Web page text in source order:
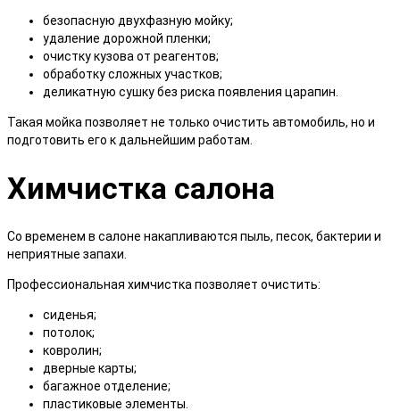
безопасную двухфазную мойку;
удаление дорожной пленки;
очистку кузова от реагентов;
обработку сложных участков;
деликатную сушку без риска появления царапин.
Такая мойка позволяет не только очистить автомобиль, но и
подготовить его к дальнейшим работам.
Химчистка салона
Со временем в салоне накапливаются пыль, песок, бактерии и
неприятные запахи.
Профессиональная химчистка позволяет очистить:
сиденья;
потолок;
ковролин;
дверные карты;
багажное отделение;
пластиковые элементы.